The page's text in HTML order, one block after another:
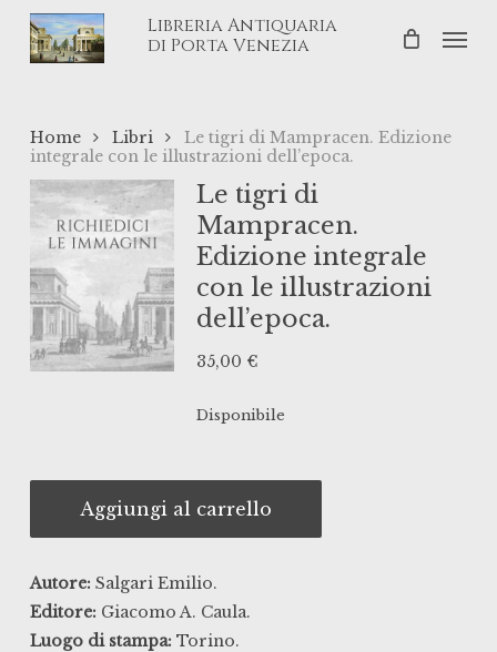
Skip
Libreria Antiquaria
di Porta Venezia
Home Libri
Le tigri di Mampracen. Edizione
integrale con le illustrazioni dell’epoca.
Le tigri di
Mampracen.
Edizione integrale
con le illustrazioni
dell’epoca.
35,00 €
Disponibile
Aggiungi al carrello
Autore: Salgari Emilio.
Editore: Giacomo A. Caula.
Luogo di stampa: Torino.